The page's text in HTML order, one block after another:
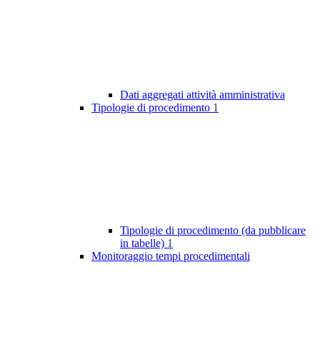
Dati aggregati attività amministrativa
Tipologie di procedimento 1
Tipologie di procedimento (da pubblicare
in tabelle) 1
Monitoraggio tempi procedimentali